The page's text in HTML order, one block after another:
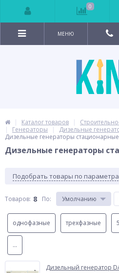
МЕНЮ
Каталог товаров
Генераторы
Дизельные
Дизельные генераторы стационарные
Дизельные генераторы
Подобрать товары по
Товаров: 8 По: Умолчанию
однофазные трехфазные
...
Дизельный генератор
0